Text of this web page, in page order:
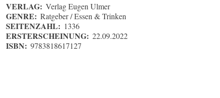
VERLAG: Verlag Eugen Ulmer
GENRE: Ratgeber / Essen & Trinken
SEITENZAHL: 1336
ERSTERSCHEINUNG: 22.09.2022
ISBN: 9783818617127